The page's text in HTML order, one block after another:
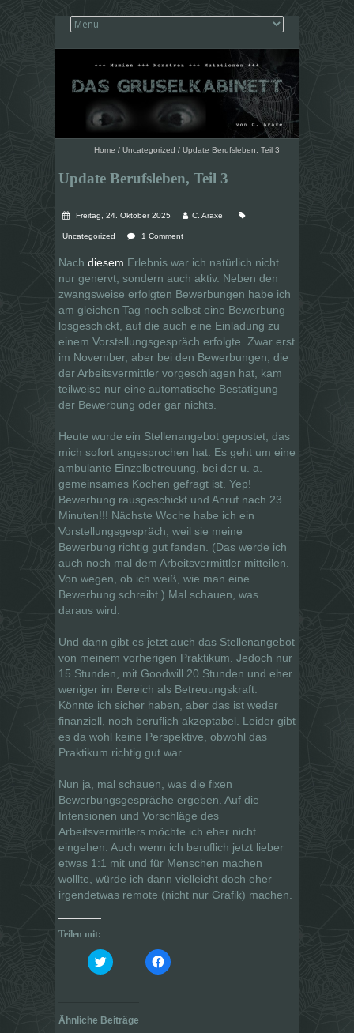
Home / Uncategorized / Update Berufsleben, Teil 3
Update Berufsleben, Teil 3
Freitag, 24. Oktober 2025 C. Araxe
Uncategorized 1 Comment
Nach diesem Erlebnis war ich natürlich nicht
nur genervt, sondern auch aktiv. Neben den
zwangsweise erfolgten Bewerbungen habe ich
am gleichen Tag noch selbst eine Bewerbung
losgeschickt, auf die auch eine Einladung zu
einem Vorstellungsgespräch erfolgte. Zwar erst
im November, aber bei den Bewerbungen, die
der Arbeitsvermittler vorgeschlagen hat, kam
teilweise nur eine automatische Bestätigung
der Bewerbung oder gar nichts.
Heute wurde ein Stellenangebot gepostet, das
mich sofort angesprochen hat. Es geht um eine
ambulante Einzelbetreuung, bei der u. a.
gemeinsames Kochen gefragt ist. Yep!
Bewerbung rausgeschickt und Anruf nach 23
Minuten!!! Nächste Woche habe ich ein
Vorstellungsgespräch, weil sie meine
Bewerbung richtig gut fanden. (Das werde ich
auch noch mal dem Arbeitsvermittler mitteilen.
Von wegen, ob ich weiß, wie man eine
Bewerbung schreibt.) Mal schauen, was
daraus wird.
Und dann gibt es jetzt auch das Stellenangebot
von meinem vorherigen Praktikum. Jedoch nur
15 Stunden, mit Goodwill 20 Stunden und eher
weniger im Bereich als Betreuungskraft.
Könnte ich sicher haben, aber das ist weder
finanziell, noch beruflich akzeptabel. Leider gibt
es da wohl keine Perspektive, obwohl das
Praktikum richtig gut war.
Nun ja, mal schauen, was die fixen
Bewerbungsgespräche ergeben. Auf die
Intensionen und Vorschläge des
Arbeitsvermittlers möchte ich eher nicht
eingehen. Auch wenn ich beruflich jetzt lieber
etwas 1:1 mit und für Menschen machen
wolllte, würde ich dann vielleicht doch eher
irgendetwas remote (nicht nur Grafik) machen.
Teilen mit:
K
l
u
m
K
l
Ähnliche Beiträge